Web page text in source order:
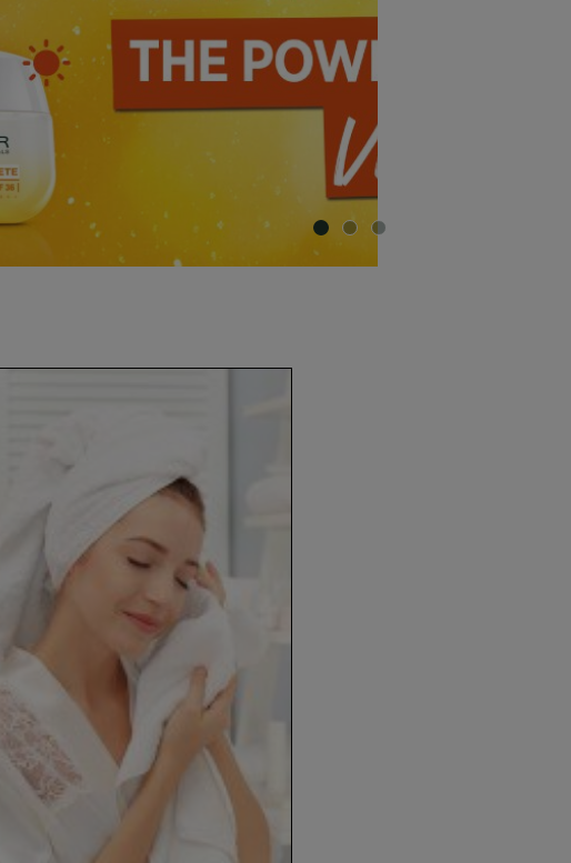
SLIDE 1
SLIDE 2SLIDE 3